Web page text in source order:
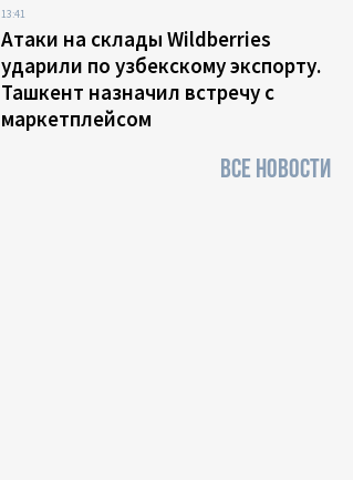
13:41
Атаки на склады Wildberries
ударили по узбекскому экспорту.
Ташкент назначил встречу с
маркетплейсом
ВСЕ НОВОСТИ